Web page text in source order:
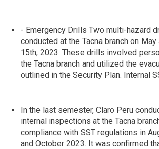
- Emergency Drills Two multi-hazard
conducted at the Tacna branch on
15th, 2023. These drills involved
the Tacna branch and utilized the
outlined in the Security Plan. Internal
In the last semester, Claro Peru
internal inspections at the Tacna
compliance with SST regulations in
and October 2023. It was confirmed